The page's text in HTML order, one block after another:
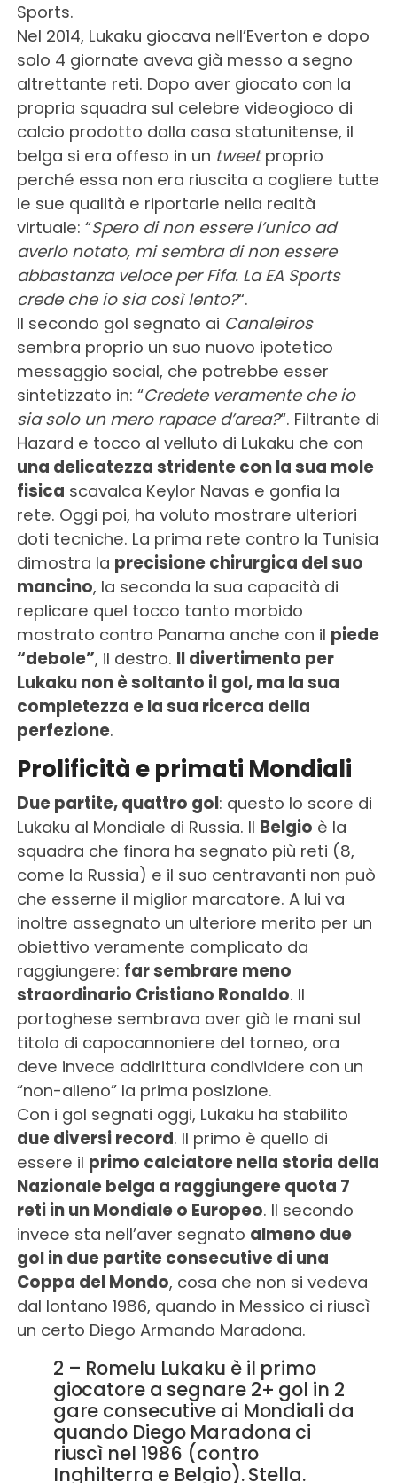
Sports.
Nel 2014, Lukaku giocava nell’Everton e dopo
solo 4 giornate aveva già messo a segno
altrettante reti. Dopo aver giocato con la
propria squadra sul celebre videogioco di
calcio prodotto dalla casa statunitense, il
belga si era offeso in un tweetproprio
perché essa non era riuscita a cogliere tutte
le sue qualità e riportarle nella realtà
virtuale: “Spero di non essere l’unico ad
averlo notato, mi sembra di non essere
abbastanza veloce per Fifa. La EA Sports
crede che io sia così lento?“.
Il secondo gol segnato ai Canaleiros
sembra proprio un suo nuovo ipotetico
messaggio social, che potrebbe esser
sintetizzato in: “Credete veramente che io
sia solo un mero rapace d’area?“. Filtrante di
Hazard e tocco al velluto di Lukaku che con
una delicatezza stridente con la sua mole
fisica scavalca Keylor Navas e gonfia la
rete. Oggi poi, ha voluto mostrare ulteriori
doti tecniche. La prima rete contro la Tunisia
dimostra la precisione chirurgica del suo
mancino, la seconda la sua capacità di
replicare quel tocco tanto morbido
mostrato contro Panama anche con il piede
“debole”, il destro. Il divertimento per
Lukaku non è soltanto il gol, ma la sua
completezza e la sua ricerca della
perfezione.
Prolificità e primati Mondiali
Due partite, quattro gol: questo lo score di
Lukaku al Mondiale di Russia. Il Belgio è la
squadra che finora ha segnato più reti (8,
come la Russia) e il suo centravanti non può
che esserne il miglior marcatore. A lui va
inoltre assegnato un ulteriore merito per un
obiettivo veramente complicato da
raggiungere: far sembrare meno
straordinario Cristiano Ronaldo. Il
portoghese sembrava aver già le mani sul
titolo di capocannoniere del torneo, ora
deve invece addirittura condividere con un
“non-alieno” la prima posizione.
Con i gol segnati oggi, Lukaku ha stabilito
due diversi record. Il primo è quello di
essere il primo calciatore nella storia della
Nazionale belga a raggiungere quota 7
reti in un Mondiale o Europeo. Il secondo
invece sta nell’aver segnato almeno due
gol in due partite consecutive di una
Coppa del Mondo, cosa che non si vedeva
dal lontano 1986, quando in Messico ci riuscì
un certo Diego Armando Maradona.
2 – Romelu Lukaku è il primo
giocatore a segnare 2+ gol in 2
gare consecutive ai Mondiali da
quando Diego Maradona ci
riuscì nel 1986 (contro
Inghilterra e Belgio). Stella.